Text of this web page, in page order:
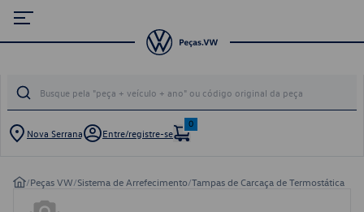
Nova Serrana Entre/registre-se
0
/Peças VW/Sistema de Arrefecimento/Tampas de Carcaça de Termostática